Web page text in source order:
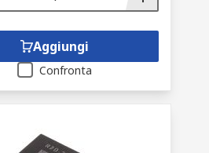
Aggiungi
Confronta